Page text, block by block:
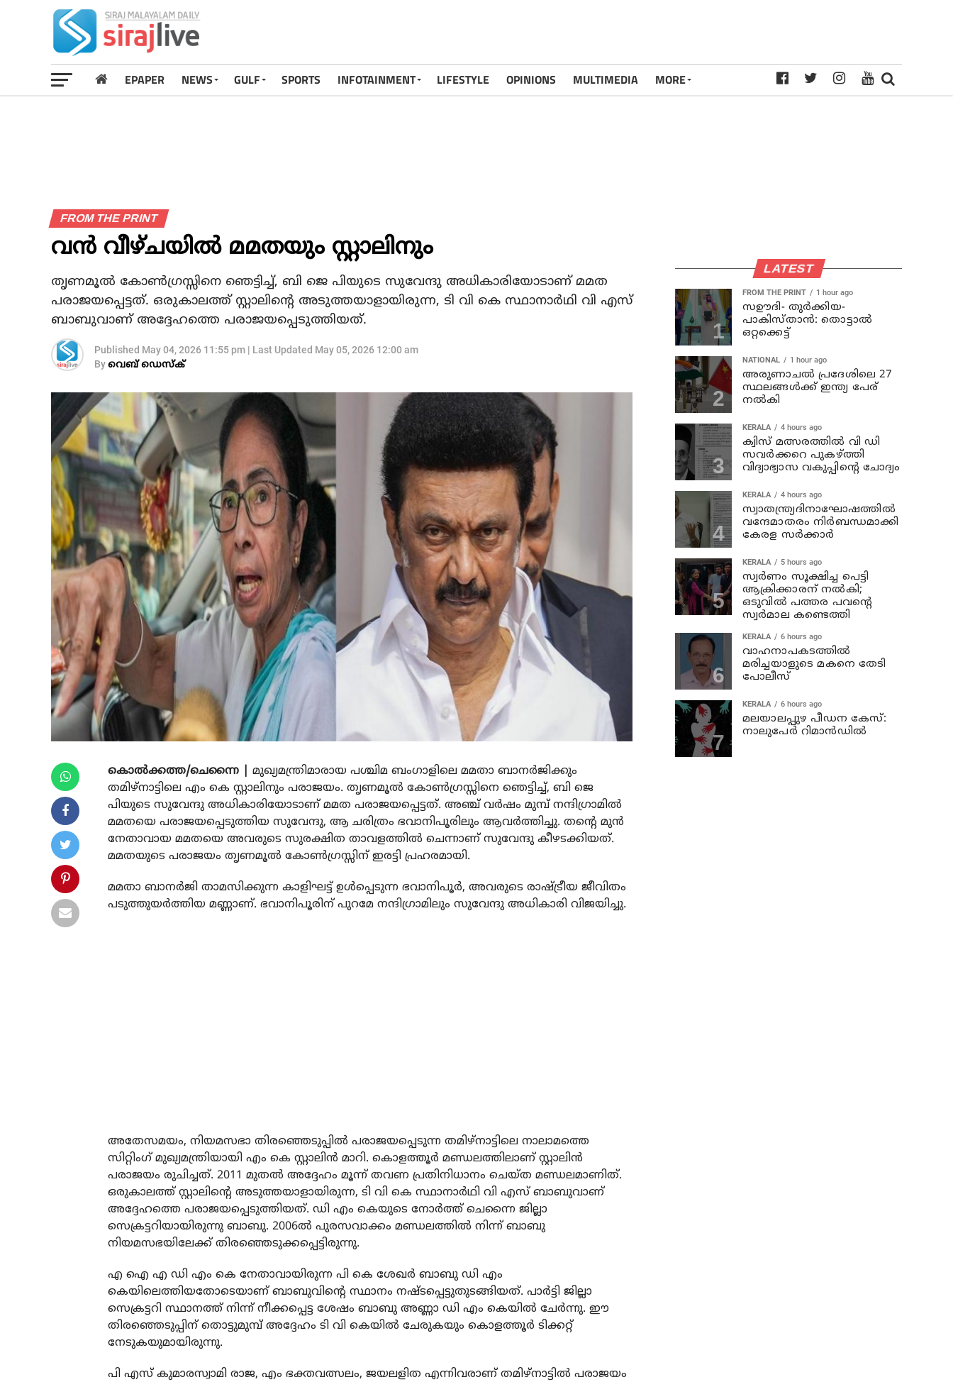
EPAPER NEWS GULF SPORTS INFOTAINMENT LIFESTYLE OPINIONS MULTIMEDIA MORE
FROM THE PRINT
വന്‍ വീഴ്ചയില്‍ മമതയും സ്റ്റാലിനും
തൃണമൂല്‍ കോണ്‍ഗ്രസ്സിനെ ഞെട്ടിച്ച്, ബി ജെ പിയുടെ സുവേന്ദു അധികാരിയോടാണ് മമത
പരാജയപ്പെട്ടത്. ഒരുകാലത്ത് സ്റ്റാലിന്റെ അടുത്തയാളായിരുന്ന, ടി വി കെ സ്ഥാനാര്‍ഥി വി എസ്
ബാബുവാണ് അദ്ദേഹത്തെ പരാജയപ്പെടുത്തിയത്.
Published May 04, 2026 11:55 pm | Last Updated May 05, 2026 12:00 am
Byവെബ് ഡെസ്‌ക്
കൊല്‍ക്കത്ത/ചെന്നൈ |
മുഖ്യമന്ത്രിമാരായ പശ്ചിമ ബംഗാളിലെ മമതാ ബാനര്‍ജിക്കും
തമിഴ്‌നാട്ടിലെ എം കെ സ്റ്റാലിനും പരാജയം. തൃണമൂല്‍ കോണ്‍ഗ്രസ്സിനെ ഞെട്ടിച്ച്, ബി ജെ
പിയുടെ സുവേന്ദു അധികാരിയോടാണ് മമത പരാജയപ്പെട്ടത്. അഞ്ച് വര്‍ഷം മുമ്പ് നന്ദിഗ്രാമില്‍
മമതയെ പരാജയപ്പെടുത്തിയ സുവേന്ദു, ആ ചരിത്രം ഭവാനിപൂരിലും ആവര്‍ത്തിച്ചു. തന്റെ മുന്‍
നേതാവായ മമതയെ അവരുടെ സുരക്ഷിത താവളത്തില്‍ ചെന്നാണ് സുവേന്ദു കീഴടക്കിയത്.
മമതയുടെ പരാജയം തൃണമൂല്‍ കോണ്‍ഗ്രസ്സിന് ഇരട്ടി പ്രഹരമായി.
മമതാ ബാനര്‍ജി താമസിക്കുന്ന കാളിഘട്ട് ഉള്‍പ്പെടുന്ന ഭവാനിപൂര്‍, അവരുടെ രാഷ്ട്രീയ ജീവിതം
പടുത്തുയര്‍ത്തിയ മണ്ണാണ്. ഭവാനിപൂരിന് പുറമേ നന്ദിഗ്രാമിലും സുവേന്ദു അധികാരി വിജയിച്ചു.
അതേസമയം, നിയമസഭാ തിരഞ്ഞെടുപ്പില്‍ പരാജയപ്പെടുന്ന തമിഴ്‌നാട്ടിലെ നാലാമത്തെ
സിറ്റിംഗ് മുഖ്യമന്ത്രിയായി എം കെ സ്റ്റാലിന്‍ മാറി. കൊളത്തൂര്‍ മണ്ഡലത്തിലാണ് സ്റ്റാലിന്‍
പരാജയം രുചിച്ചത്. 2011 മുതല്‍ അദ്ദേഹം മൂന്ന് തവണ പ്രതിനിധാനം ചെയ്ത മണ്ഡലമാണിത്.
ഒരുകാലത്ത് സ്റ്റാലിന്റെ അടുത്തയാളായിരുന്ന, ടി വി കെ സ്ഥാനാര്‍ഥി വി എസ് ബാബുവാണ്
അദ്ദേഹത്തെ പരാജയപ്പെടുത്തിയത്. ഡി എം കെയുടെ നോര്‍ത്ത് ചെന്നൈ ജില്ലാ
സെക്രട്ടറിയായിരുന്നു ബാബു. 2006ല്‍ പുരസവാക്കം മണ്ഡലത്തില്‍ നിന്ന് ബാബു
നിയമസഭയിലേക്ക് തിരഞ്ഞെടുക്കപ്പെട്ടിരുന്നു.
എ ഐ എ ഡി എം കെ നേതാവായിരുന്ന പി കെ ശേഖര്‍ ബാബു ഡി എം
കെയിലെത്തിയതോടെയാണ് ബാബുവിന്റെ സ്ഥാനം നഷ്ടപ്പെട്ടുതുടങ്ങിയത്. പാര്‍ട്ടി ജില്ലാ
സെക്രട്ടറി സ്ഥാനത്ത് നിന്ന് നീക്കപ്പെട്ട ശേഷം ബാബു അണ്ണാ ഡി എം കെയില്‍ ചേര്‍ന്നു. ഈ
തിരഞ്ഞെടുപ്പിന് തൊട്ടുമുമ്പ് അദ്ദേഹം ടി വി കെയില്‍ ചേരുകയും കൊളത്തൂര്‍ ടിക്കറ്റ്
നേടുകയുമായിരുന്നു.
പി എസ് കുമാരസ്വാമി രാജ, എം ഭക്തവത്സലം, ജയലളിത എന്നിവരാണ് തമിഴ്നാട്ടില്‍ പരാജയം
LATEST
FROM THE PRINT 1 hour ago
സഊദി- തുർക്കിയ-
പാകിസ്താൻ: തൊട്ടാൽ
ഒറ്റക്കെട്ട്
NATIONAL 1 hour ago
അരുണാചല്‍ പ്രദേശിലെ 27
സ്ഥലങ്ങള്‍ക്ക് ഇന്ത്യ പേര്
നല്‍കി
KERALA 4 hours ago
ക്വിസ് മത്സരത്തില്‍ വി ഡി
സവര്‍ക്കറെ പുകഴ്ത്തി
വിദ്യാഭ്യാസ വകുപ്പിന്റെ ചോദ്യം
KERALA 4 hours ago
സ്വാതന്ത്ര്യദിനാഘോഷത്തില്‍
വന്ദേമാതരം നിര്‍ബന്ധമാക്കി
കേരള സര്‍ക്കാര്‍
KERALA 5 hours ago
സ്വര്‍ണം സൂക്ഷിച്ച പെട്ടി
ആക്രിക്കാരന് നല്‍കി;
ഒടുവില്‍ പത്തര പവന്റെ
സ്വര്‍മാല കണ്ടെത്തി
KERALA 6 hours ago
വാഹനാപകടത്തില്‍
മരിച്ചയാളുടെ മകനെ തേടി
പോലീസ്
KERALA 6 hours ago
മലയാലപ്പുഴ പീഡന കേസ്:
നാലുപേര്‍ റിമാന്‍ഡില്‍